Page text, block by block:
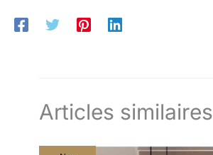
Articles similaires